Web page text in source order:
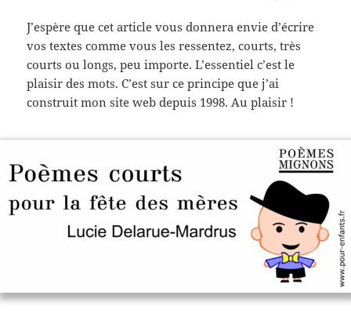
J’espère que cet article vous donnera envie d’écrire
vos textes comme vous les ressentez, courts, très
courts ou longs, peu importe. L’essentiel c’est le
plaisir des mots. C’est sur ce principe que j’ai
construit mon site web depuis 1998. Au plaisir !